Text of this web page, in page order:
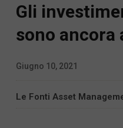
Gli
sono ancora
Giugno 10, 2021
Le Fonti Asset